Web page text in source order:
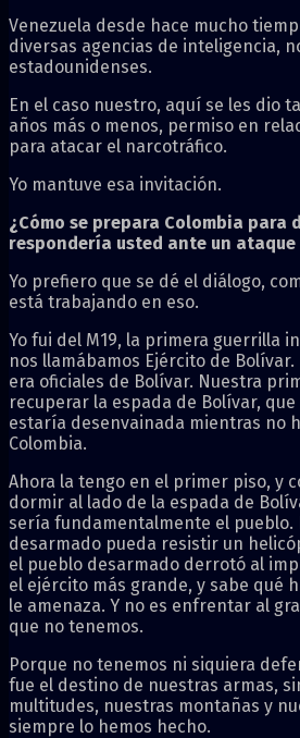
Venezuela desde hace mucho
diversas agencias de inteligencia,
estadounidenses.
En el caso nuestro, aquí se les dio
años más o menos, permiso en
para atacar el narcotráfico.
Yo mantuve esa invitación.
¿Cómo se prepara Colombia para
respondería usted ante un ataque
Yo prefiero que se dé el diálogo,
está trabajando en eso.
Yo fui del M19, la primera guerrilla
nos llamábamos Ejército de
era oficiales de Bolívar. Nuestra
recuperar la espada de Bolívar,
estaría desenvainada mientras no
Colombia.
Ahora la tengo en el primer piso, y
dormir al lado de la espada de
sería fundamentalmente el pueblo.
desarmado pueda resistir un
el pueblo desarmado derrotó al
el ejército más grande, y sabe qué
le amenaza. Y no es enfrentar al
que no tenemos.
Porque no tenemos ni siquiera
fue el destino de nuestras armas,
multitudes, nuestras montañas y
siempre lo hemos hecho.